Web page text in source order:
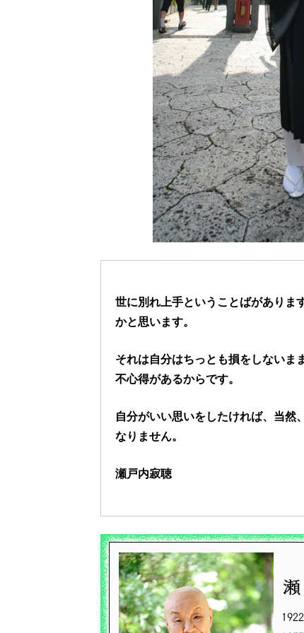
世に別れ上手ということばがありま
かと思います。
それは自分はちっとも損をしないま
不心得があるからです。
自分がいい思いをしたければ、当然
なりません。
瀬戸内寂聴